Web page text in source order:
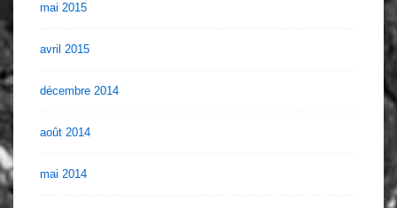
mai 2015
avril 2015
décembre 2014
août 2014
mai 2014